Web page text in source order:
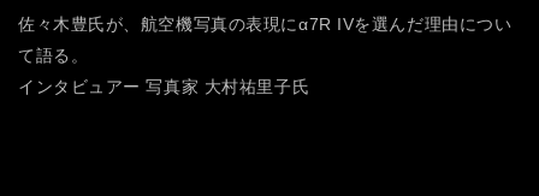
佐々木豊氏が、航空機写真の表現にα7R IVを選んだ理由につい
て語る。
インタビュアー 写真家 大村祐里子氏